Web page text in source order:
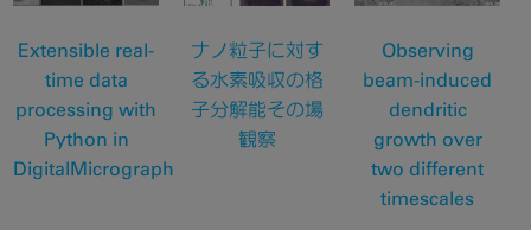
Extensible real-
time data
processing with
Python in
DigitalMicrograph
ナノ粒子に対す
る水素吸収の格
子分解能その場
観察
Observing
beam-induced
dendritic
growth over
two different
timescales